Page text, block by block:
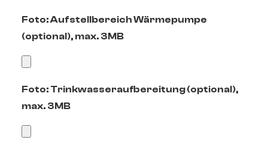
Foto: Aufstellbereich Wärmepumpe
(optional), max. 3MB
Foto: Trinkwasseraufbereitung (optional),
max. 3MB